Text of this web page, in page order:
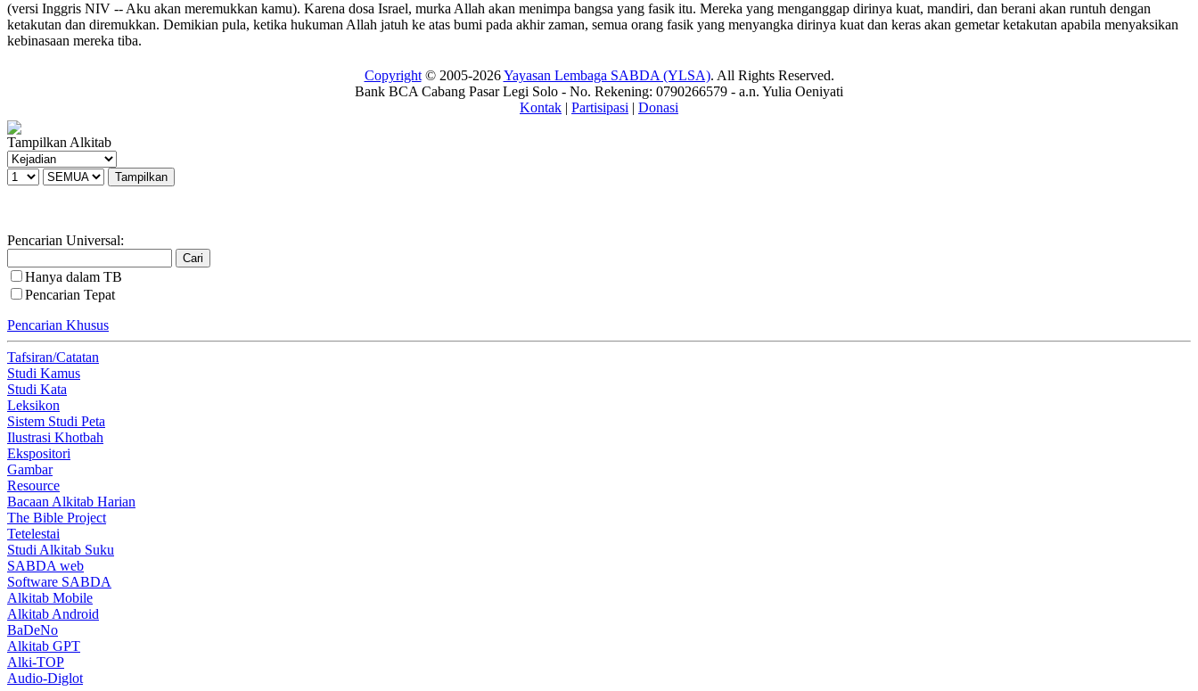
(versi Inggris NIV -- Aku akan meremukkan kamu). Karena dosa Israel, murka Allah akan menimpa bangsa yang fasik itu. Mereka yang menganggap dirinya kuat, mandiri, dan berani akan runtuh dengan
ketakutan dan diremukkan. Demikian pula, ketika hukuman Allah jatuh ke atas bumi pada akhir zaman, semua orang fasik yang menyangka dirinya kuat dan keras akan gemetar ketakutan apabila menyaksikan
kebinasaan mereka tiba.
Copyright© 2005-2026Yayasan Lembaga SABDA (YLSA). All Rights Reserved.
Bank BCA Cabang Pasar Legi Solo - No. Rekening: 0790266579 - a.n. Yulia Oeniyati
Kontak | Partisipasi | Donasi
Tampilkan Alkitab
Pencarian Universal:
Hanya dalam TB
Pencarian Tepat
Pencarian Khusus
Tafsiran/Catatan
Studi Kamus
Studi Kata
Leksikon
Sistem Studi Peta
Ilustrasi Khotbah
Ekspositori
Gambar
Resource
Bacaan Alkitab Harian
The Bible Project
Tetelestai
Studi Alkitab Suku
SABDA web
Software SABDA
Alkitab Mobile
Alkitab Android
BaDeNo
Alkitab GPT
Alki-TOP
Audio-Diglot